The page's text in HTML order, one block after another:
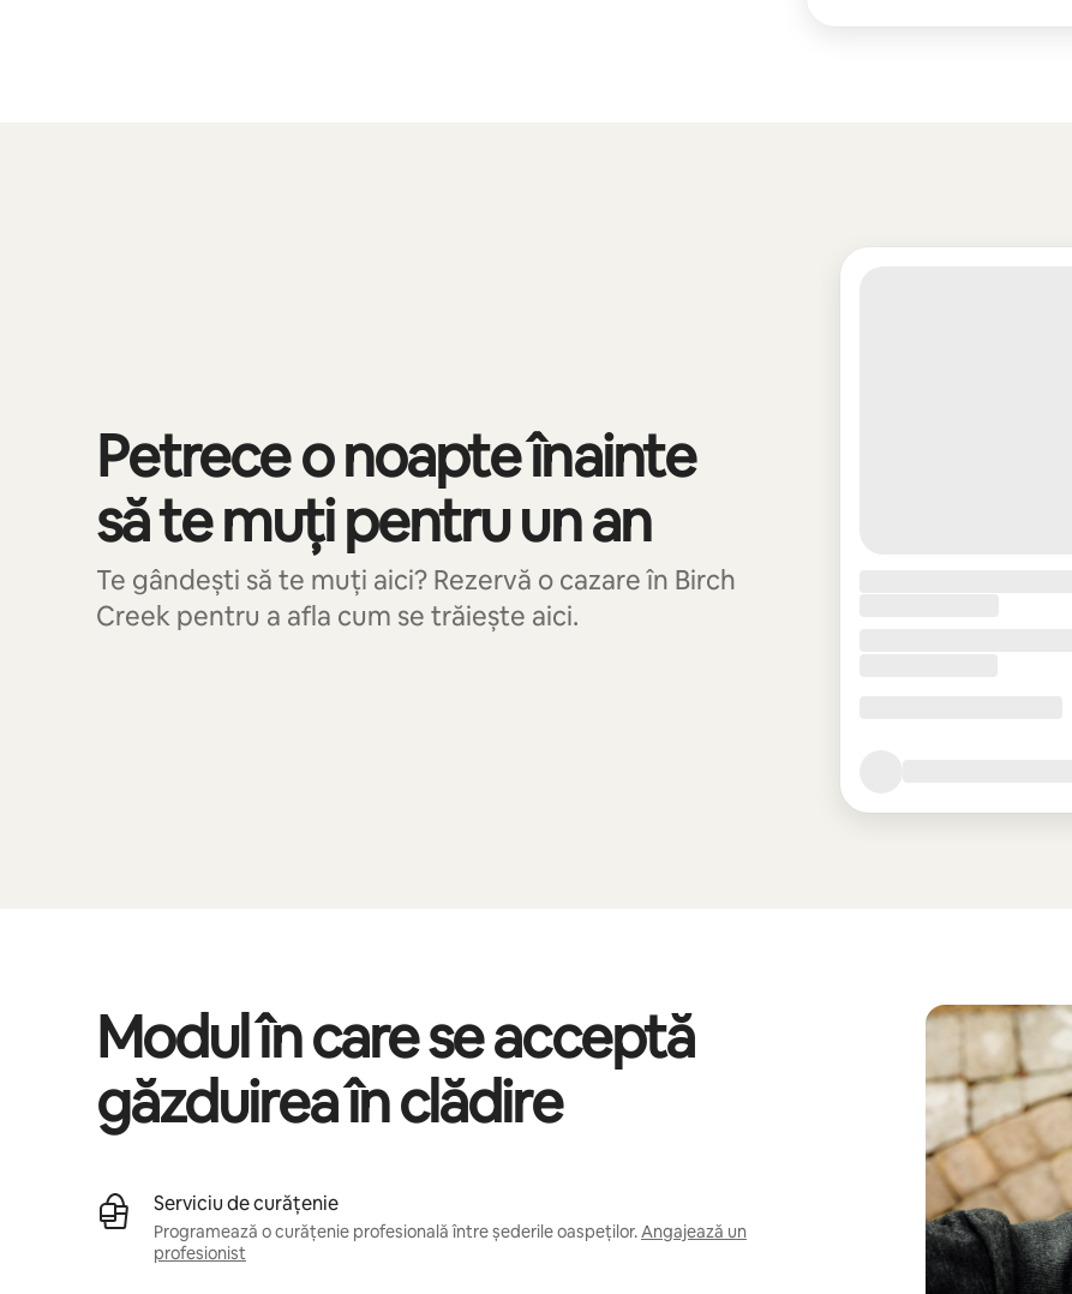
Petrece o noapte înainte
să te muți pentru un an
Te gândești să te muți aici? Rezervă o cazare în Birch
Creek pentru a afla cum se trăiește aici.
Modul în care se acceptă
găzduirea în clădire
Serviciu de curățenie
Programează o curățenie profesională între șederile oaspeților.Angajează un
profesionist